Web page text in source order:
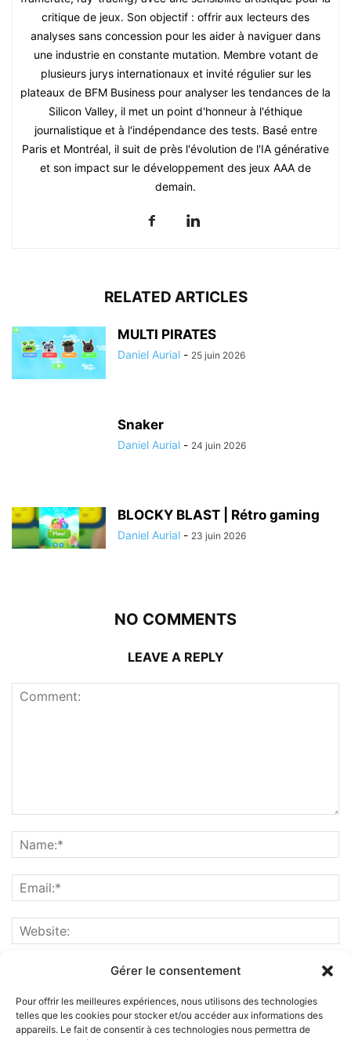
Gérer le consentement
Pour offrir les meilleures expériences, nous utilisons des technologies
telles que les cookies pour stocker et/ou accéder aux informations des
appareils. Le fait de consentir à ces technologies nous permettra de
critique de jeux. Son objectif : offrir aux lecteurs des
analyses sans concession pour les aider à naviguer dans
une industrie en constante mutation. Membre votant de
plusieurs jurys internationaux et invité régulier sur les
plateaux de BFM Business pour analyser les tendances de la
Silicon Valley, il met un point d'honneur à l'éthique
journalistique et à l'indépendance des tests. Basé entre
Paris et Montréal, il suit de près l'évolution de l'IA générative
et son impact sur le développement des jeux AAA de
demain.
RELATED ARTICLES
MULTI PIRATES
Daniel Aurial - 25 juin 2026
Snaker
Daniel Aurial - 24 juin 2026
BLOCKY BLAST | Rétro gaming
Daniel Aurial - 23 juin 2026
NO COMMENTS
LEAVE A REPLY